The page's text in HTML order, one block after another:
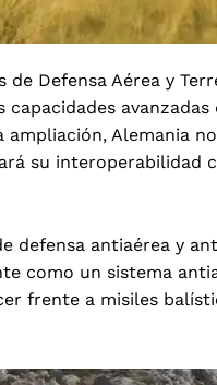
Defensa Aérea y
avanzadas
Alemania
su interoperabilidad
defensa antiaérea y
como un sistema
frente a misiles